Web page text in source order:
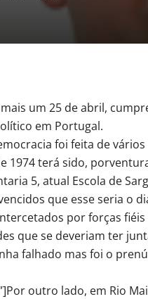
um 25 de abril,
em Portugal.
foi feita de
1974 terá sido,
5, atual Escola de
que esse seria o
por forças
que se deveriam ter
falhado mas foi o
outro lado, em Rio